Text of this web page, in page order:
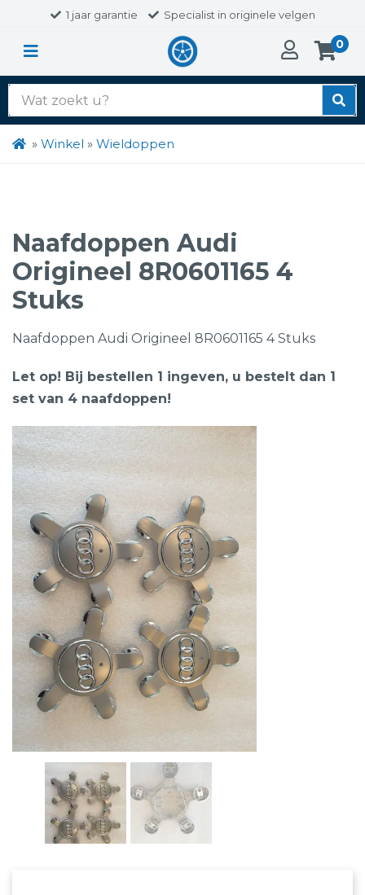
1 jaar garantie Specialist in originele velgen
0
Zoek
naar:
» Winkel » Wieldoppen
Naafdoppen Audi
Origineel 8R0601165 4
Stuks
Naafdoppen Audi Origineel 8R0601165 4 Stuks
Let op! Bij bestellen 1 ingeven, u bestelt dan 1
set van 4 naafdoppen!